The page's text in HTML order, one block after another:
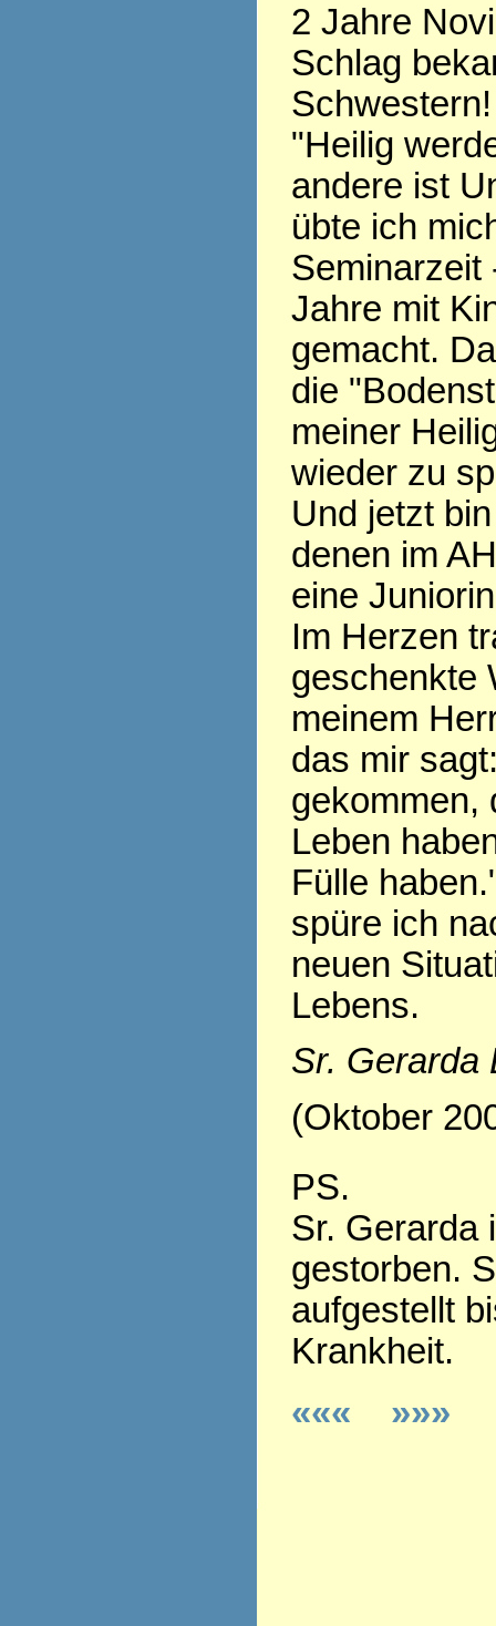
2 Jahre
Schlag
"Heilig
andere ist
übte ich
Seminarzeit
Jahre mit
gemacht.
die
meiner
wieder zu
Und jetzt
denen im
eine
Im Herzen
geschenkte
meinem
das mir
gekommen,
Leben
Fülle
spüre ich
neuen
Lebens.
Sr. Gerarda
(Oktober
PS.
Sr. Gerarda
gestorben.
aufgestellt
Krankheit.
«««
»»»